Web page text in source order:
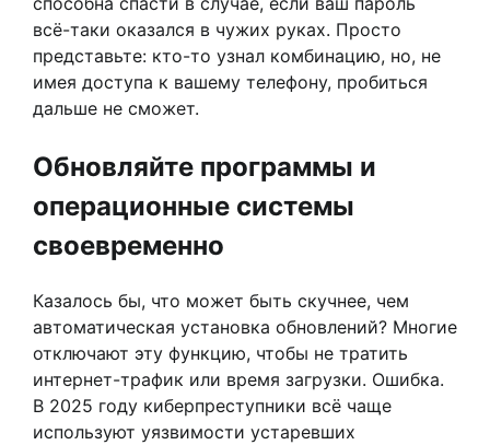
всё-таки оказался в чужих руках. Просто
представьте: кто-то узнал комбинацию, но, не
имея доступа к вашему телефону, пробиться
дальше не сможет.
Обновляйте программы и
операционные системы
своевременно
Казалось бы, что может быть скучнее, чем
автоматическая установка обновлений? Многие
отключают эту функцию, чтобы не тратить
интернет-трафик или время загрузки. Ошибка.
В 2025 году киберпреступники всё чаще
используют уязвимости устаревших